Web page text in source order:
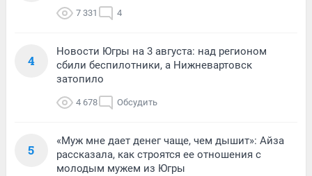
7 331 4
4
Новости Югры на 3 августа: над регионом
сбили беспилотники, а Нижневартовск
затопило
4 678 Обсудить
5
«Муж мне дает денег чаще, чем дышит»: Айза
рассказала, как строятся ее отношения с
молодым мужем из Югры